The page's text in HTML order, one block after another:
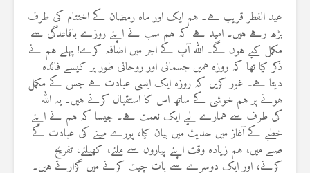
عید الفطر قریب ہے۔ ہم ایک اور ماہ رمضان کے اختتام کی طرف
بڑھ رہے ہیں۔ امید ہے کہ ہم سب نے اپنے روزے باقاعدگی سے
مکمل کیے ہوں گے۔ اللہ آپ کے اجر میں اضافہ کرے! پہلے ہم نے
ذکر کیا تھا کہ روزہ ہمیں جسمانی اور روحانی طور پر کیسے فائدہ
دیتا ہے۔ غور کریں کہ روزہ ایک ایسی عبادت ہے جس کے مکمل
ہونے پر ہم خوشی کے ساتھ اس کا استقبال کرتے ہیں۔ یہ اللہ
کی طرف سے ہمارے لیے ایک نعمت ہے۔ جیسا کہ ہم نے اپنے
خطبے کے آغاز میں حدیث میں بیان کیا، پورے مہینے کی عبادت کے
صلے میں، ہم زیادہ وقت اپنے پیاروں سے ملنے، کھیلنے، تفریح
کرنے، اور ایک دوسرے سے بات چیت کرنے میں گزارتے ہیں۔